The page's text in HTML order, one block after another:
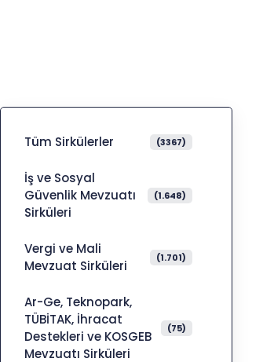
Tüm Sirkülerler (3367)
İş ve Sosyal
Güvenlik Mevzuatı
Sirküleri
(1.648)
Vergi ve Mali
Mevzuat Sirküleri
(1.701)
Ar-Ge, Teknopark,
TÜBİTAK, İhracat
Destekleri ve KOSGEB
Mevzuatı Sirküleri
(75)